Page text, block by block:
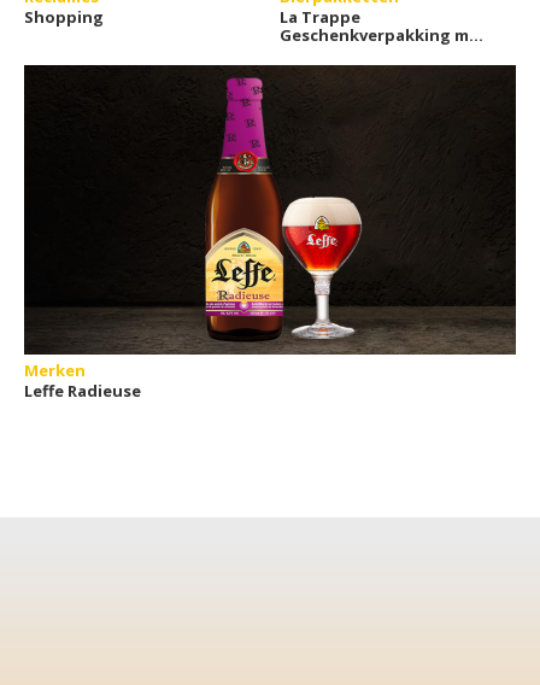
Shopping
La Trappe
Geschenkverpakking met
Merken
Leffe Radieuse